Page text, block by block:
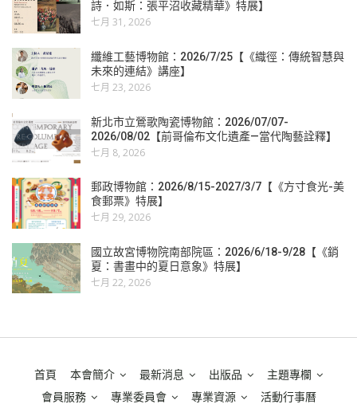
詩．如斯：張平沼收藏精華》特展】
七月 31, 2026
纖維工藝博物館：2026/7/25【《織徑：傳統智慧與
未來的連結》講座】
七月 23, 2026
新北市立鶯歌陶瓷博物館：2026/07/07-
2026/08/02【前哥倫布文化遺產—當代陶藝詮釋】
七月 8, 2026
郵政博物館：2026/8/15-2027/3/7【《方寸食光-美
食郵票》特展】
七月 29, 2026
國立故宮博物院南部院區：2026/6/18-9/28【《銷
夏：書畫中的夏日意象》特展】
七月 22, 2026
首頁 本會簡介 最新消息 出版品
主題專欄
會員服務
專業委員會 專業資源 活動行事曆